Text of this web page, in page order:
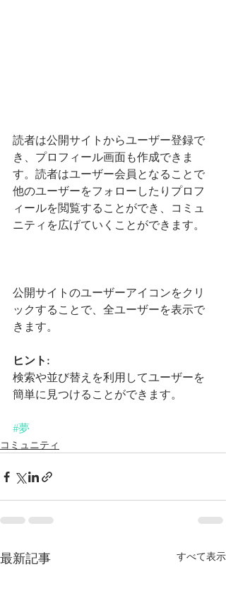
読者は公開サイトからユーザー登録で
き、プロフィール画面も作成できま
す。読者はユーザー会員となることで
他のユーザーをフォローしたりプロフ
ィールを閲覧することができ、コミュ
ニティを広げていくことができます。
公開サイトのユーザーアイコンをクリ
ックすることで、全ユーザーを表示で
きます。
ヒント:
検索や並び替えを利用してユーザーを
簡単に見つけることができます。
#夢
コミュニティ
最新記事 すべて表示